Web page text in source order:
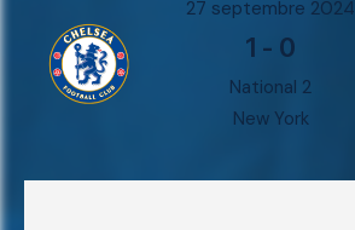
27 septembre 2024
1 - 0
National 2
New York